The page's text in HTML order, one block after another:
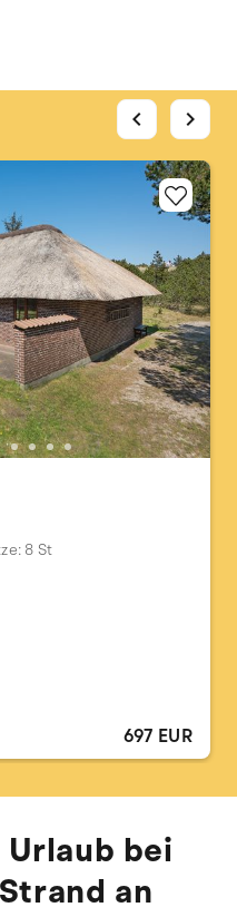
8 St
697 EUR
chevron_left chevron_right
bei
an